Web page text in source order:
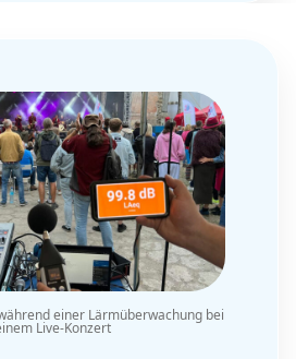
einer Lärmüberwachung bei
Live-Konzert